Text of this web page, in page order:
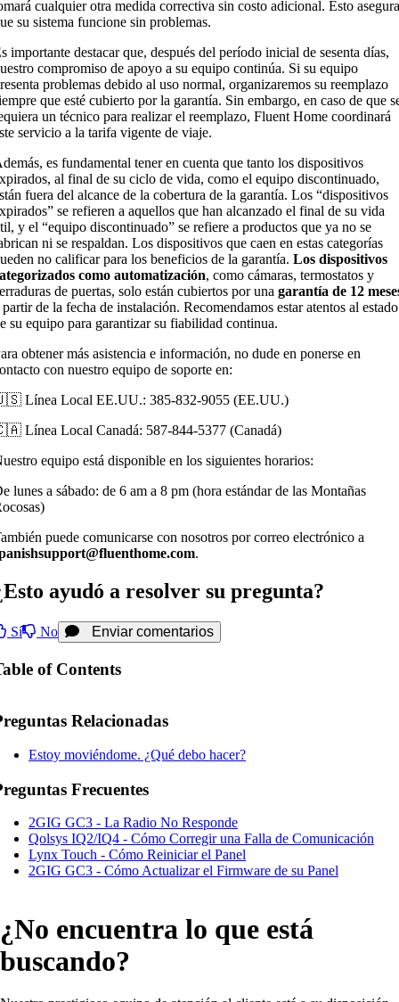
cualquier otra medida correctiva sin costo adicional. Esto asegura
su sistema funcione sin problemas.
importante destacar que, después del período inicial de sesenta días,
compromiso de apoyo a su equipo continúa. Si su equipo
problemas debido al uso normal, organizaremos su reemplazo
que esté cubierto por la garantía. Sin embargo, en caso de que
un técnico para realizar el reemplazo, Fluent Home coordinará
servicio a la tarifa vigente de viaje.
es fundamental tener en cuenta que tanto los dispositivos
al final de su ciclo de vida, como el equipo discontinuado,
fuera del alcance de la cobertura de la garantía. Los “dispositivos
se refieren a aquellos que han alcanzado el final de su vida
y el “equipo discontinuado” se refiere a productos que ya no se
ni se respaldan. Los dispositivos que caen en estas categorías
no calificar para los beneficios de la garantía. Los dispositivos
como automatización, como cámaras, termostatos y
de puertas, solo están cubiertos por una garantía de 12
partir de la fecha de instalación. Recomendamos estar atentos al estado
su equipo para garantizar su fiabilidad continua.
obtener más asistencia e información, no dude en ponerse en
con nuestro equipo de soporte en:
Línea Local EE.UU.: 385-832-9055 (EE.UU.)
Línea Local Canadá: 587-844-5377 (Canadá)
equipo está disponible en los siguientes horarios:
lunes a sábado: de 6 am a 8 pm (hora estándar de las Montañas
puede comunicarse con nosotros por correo electrónico a
.
ayudó a resolver su pregunta?
Sí No Enviar comentarios
of Contents
Relacionadas
Estoy moviéndome. ¿Qué debo hacer?
Frecuentes
2GIG GC3 - La Radio No Responde
Qolsys IQ2/IQ4 - Cómo Corregir una Falla de Comunicación
Lynx Touch - Cómo Reiniciar el Panel
2GIG GC3 - Cómo Actualizar el Firmware de su Panel
¿No encuentra lo que está
buscando?